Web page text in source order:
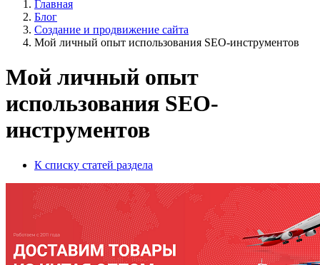
Главная
Блог
Создание и продвижение сайта
Мой личный опыт использования SEO-инструментов
Мой личный опыт
использования SEO-
инструментов
К списку статей раздела